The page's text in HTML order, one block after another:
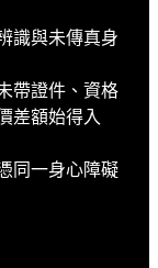
識與未傳真身
帶證件、資格
差額始得入
同一身心障礙